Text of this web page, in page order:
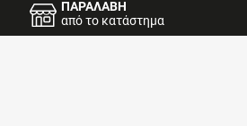
ΠΑΡΑΛΑΒΗ
από το κατάστημα